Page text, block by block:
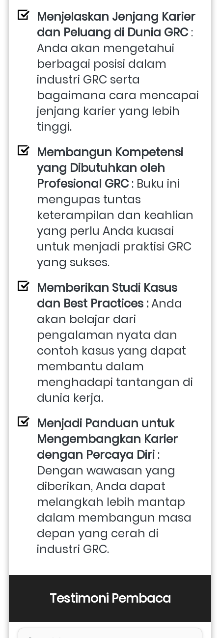
Menjelaskan Jenjang Karier
dan Peluang di Dunia GRC :
Anda akan mengetahui
berbagai posisi dalam
industri GRC serta
bagaimana cara mencapai
jenjang karier yang lebih
tinggi.
Membangun Kompetensi
yang Dibutuhkan oleh
Profesional GRC : Buku ini
mengupas tuntas
keterampilan dan keahlian
yang perlu Anda kuasai
untuk menjadi praktisi GRC
yang sukses.
Memberikan Studi Kasus
dan Best Practices : Anda
akan belajar dari
pengalaman nyata dan
contoh kasus yang dapat
membantu dalam
menghadapi tantangan di
dunia kerja.
Menjadi Panduan untuk
Mengembangkan Karier
dengan Percaya Diri :
Dengan wawasan yang
diberikan, Anda dapat
melangkah lebih mantap
dalam membangun masa
depan yang cerah di
industri GRC.
Testimoni Pembaca